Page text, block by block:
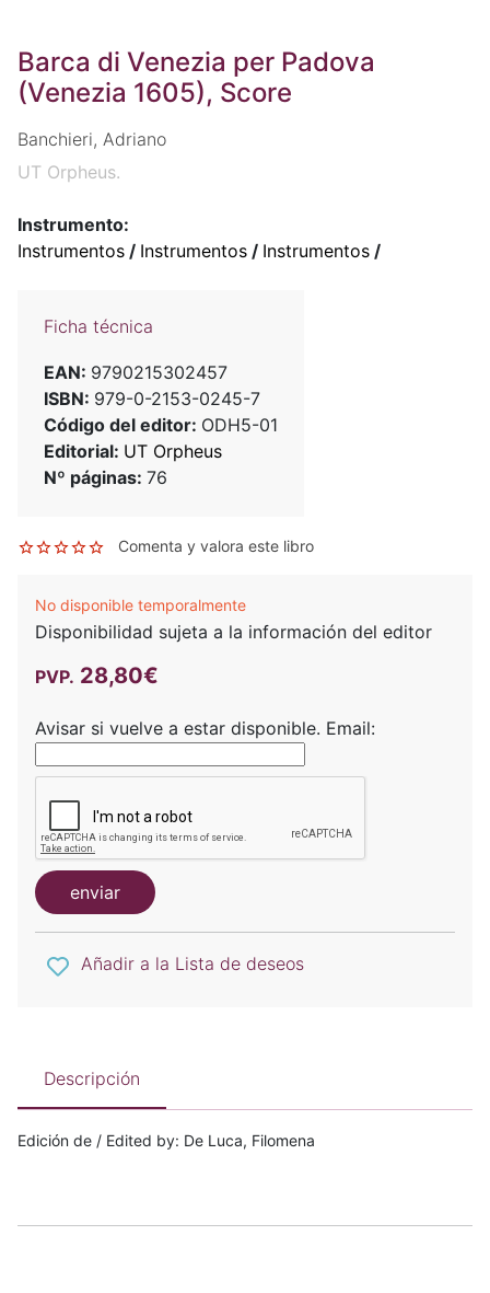
Barca di Venezia per Padova
(Venezia 1605), Score
Banchieri, Adriano
UT Orpheus.
Instrumento:
Instrumentos / Instrumentos / Instrumentos /
Ficha técnica
EAN: 9790215302457
ISBN: 979-0-2153-0245-7
Código del editor: ODH5-01
Editorial: UT Orpheus
Nº páginas: 76
Comenta y valora este libro
No disponible temporalmente
Disponibilidad sujeta a la información del editor
PVP. 28,80€
Avisar si vuelve a estar disponible. Email:
enviar
Añadir a la Lista de deseos
Descripción
Edición de / Edited by: De Luca, Filomena